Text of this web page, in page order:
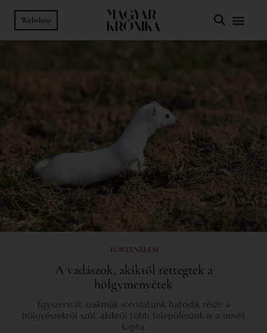
Webshop
TÖRTÉNELEM
A vadászok, akiktől rettegtek a
hölgymenyétek
Egyszervolt szakmák sorozatunk hatodik része a
hölgyészekről szól, akikről több településünk is a nevét
kapta.